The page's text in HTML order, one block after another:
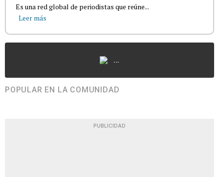
Es una red global de periodistas que reúne...
Leer más
...
POPULAR EN LA COMUNIDAD
PUBLICIDAD